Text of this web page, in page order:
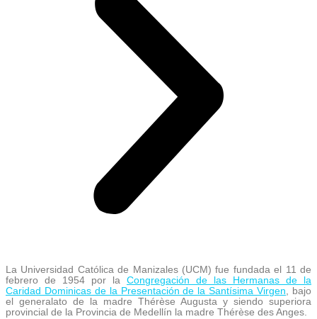
La Universidad Católica de Manizales (UCM) fue fundada el 11 de
febrero de 1954 por la Congregación de las Hermanas de la
Caridad Dominicas de la Presentación de la Santísima Virgen, bajo
el generalato de la madre Thérèse Augusta y siendo superiora
provincial de la Provincia de Medellín la madre Thérèse des Anges.